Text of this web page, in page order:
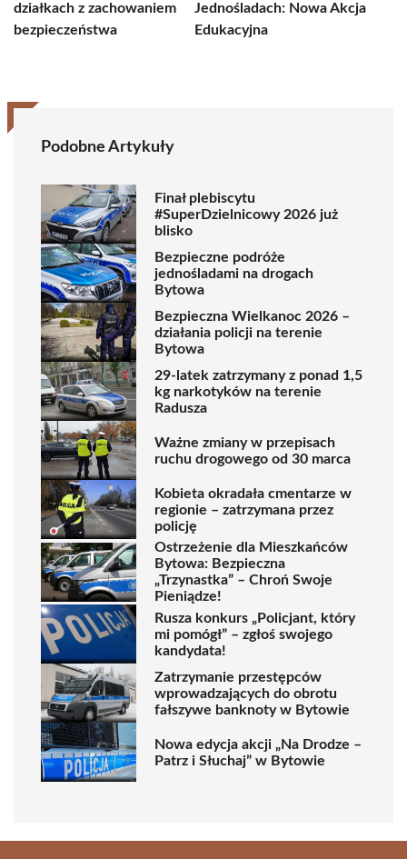
działkach z zachowaniem
bezpieczeństwa
Jednośladach: Nowa Akcja
Edukacyjna
Podobne Artykuły
Finał plebiscytu
#SuperDzielnicowy 2026 już
blisko
Bezpieczne podróże
jednośladami na drogach
Bytowa
Bezpieczna Wielkanoc 2026 –
działania policji na terenie
Bytowa
29-latek zatrzymany z ponad 1,5
kg narkotyków na terenie
Radusza
Ważne zmiany w przepisach
ruchu drogowego od 30 marca
Kobieta okradała cmentarze w
regionie – zatrzymana przez
policję
Ostrzeżenie dla Mieszkańców
Bytowa: Bezpieczna
„Trzynastka” – Chroń Swoje
Pieniądze!
Rusza konkurs „Policjant, który
mi pomógł” – zgłoś swojego
kandydata!
Zatrzymanie przestępców
wprowadzających do obrotu
fałszywe banknoty w Bytowie
Nowa edycja akcji „Na Drodze –
Patrz i Słuchaj” w Bytowie